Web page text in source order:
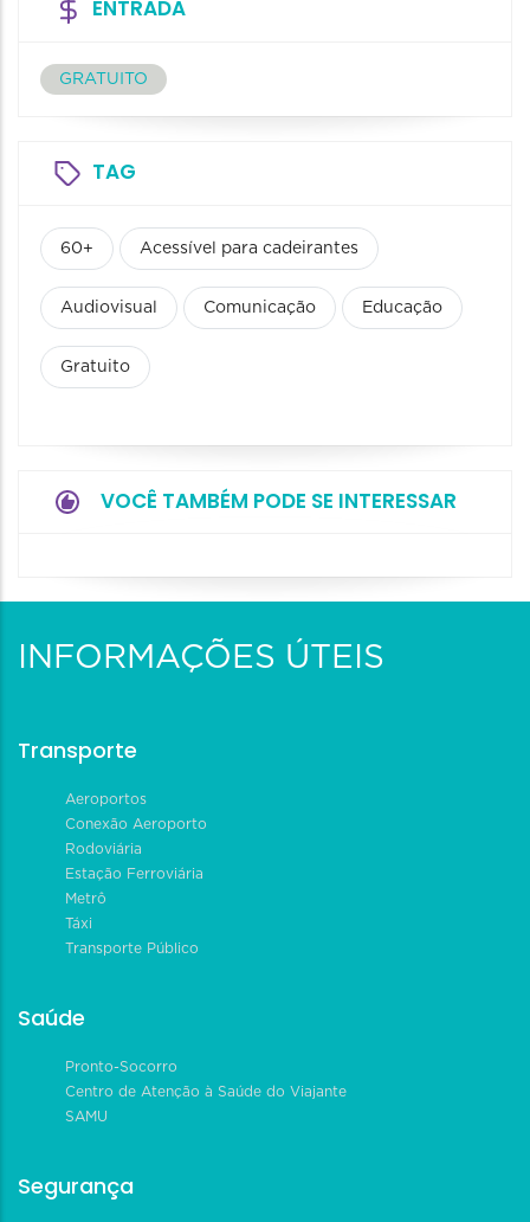
ENTRADA
GRATUITO
TAG
60+ Acessível para cadeirantes
Audiovisual Comunicação Educação
Gratuito
VOCÊ TAMBÉM PODE SE INTERESSAR
INFORMAÇÕES ÚTEIS
Transporte
Aeroportos
Conexão Aeroporto
Rodoviária
Estação Ferroviária
Metrô
Táxi
Transporte Público
Saúde
Pronto-Socorro
Centro de Atenção à Saúde do Viajante
SAMU
Segurança